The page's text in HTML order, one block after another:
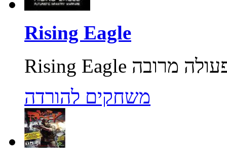
Rising Eagle
משחקים להורדה